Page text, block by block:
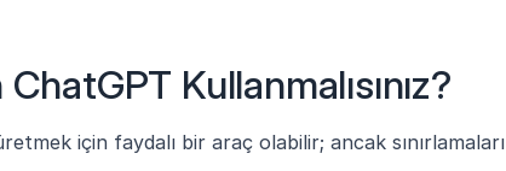
Kullanmalısınız?
için faydalı bir araç olabilir; ancak sınırlamaları